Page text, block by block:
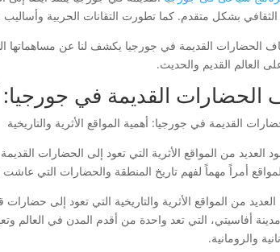
الثقافي بشكل متقدم. كما تطورت التقانات الحربية
الحضارات القديمة في جورجيا يكشف لنا عن مساهماتها
العالم القديم والحديث.
القديمة في جورجيا:
العديد من المواقع الأثرية التي تعود إلى الحضارات
أمراً مهماً لفهم تاريخ المنطقة والحضارات التي عاشت
من المواقع الأثرية والتاريخية التي تعود إلى
أفاسيتي، التي تعد واحدة من أقدم المدن في العالم
والرومانية.